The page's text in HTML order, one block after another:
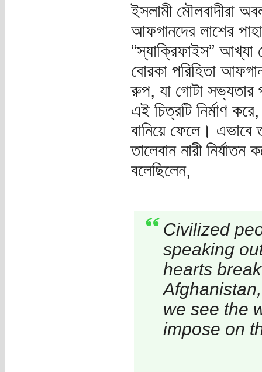
ইসলামী মৌলবাদীরা
আফগানদের লাশের
“স্যাক্রিফাইস” আখ্যা
বোরকা পরিহিতা
রুপ, যা গোটা
এই চিত্রটি নির্মাণ
বানিয়ে ফেলে।
তালেবান নারী
বলেছিলেন,
Civilized
speaking
hearts
we see the
impose on